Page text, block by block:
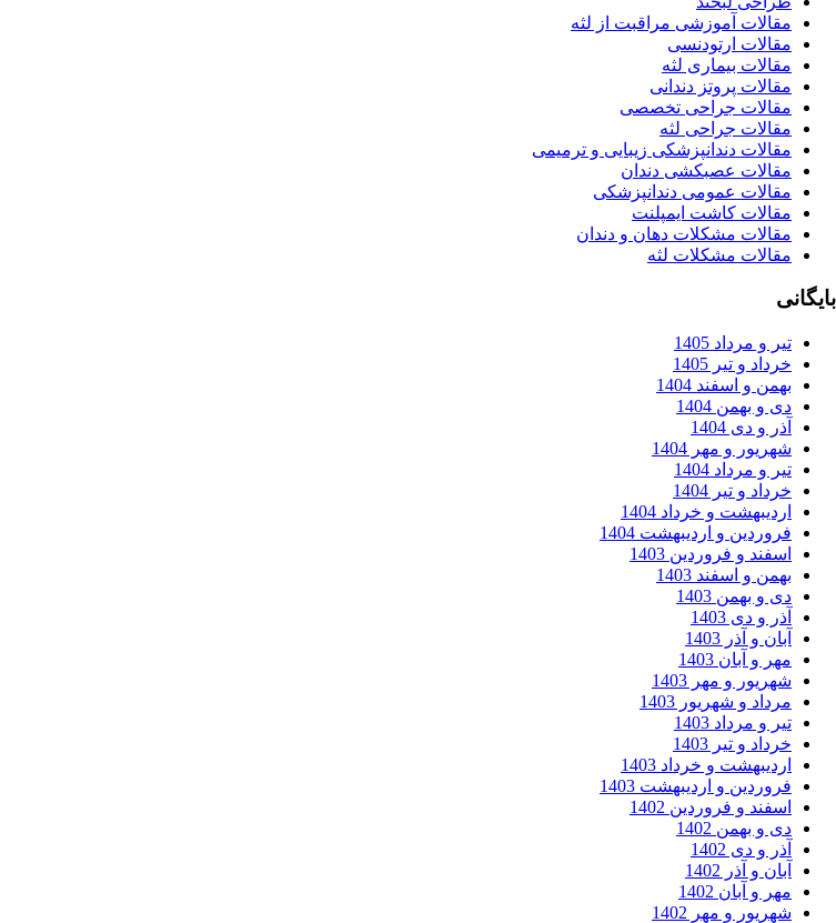
مقالات آموزشی مراقبت از لثه
مقالات ارتودنسی
مقالات بیماری لثه
مقالات پروتز دندانی
مقالات جراحی تخصصی
مقالات جراحی لثه
مقالات دندانپزشکی زیبایی و ترمیمی
مقالات عصبکشی دندان
مقالات عمومی دندانپزشکی
مقالات کاشت ایمپلنت
مقالات مشکلات دهان و دندان
مقالات مشکلات لثه
بایگانی
تیر و مرداد 1405
خرداد و تیر 1405
بهمن و اسفند 1404
دی و بهمن 1404
آذر و دی 1404
شهریور و مهر 1404
تیر و مرداد 1404
خرداد و تیر 1404
اردیبهشت و خرداد 1404
فروردین و اردیبهشت 1404
اسفند و فروردین 1403
بهمن و اسفند 1403
دی و بهمن 1403
آذر و دی 1403
آبان و آذر 1403
مهر و آبان 1403
شهریور و مهر 1403
مرداد و شهریور 1403
تیر و مرداد 1403
خرداد و تیر 1403
اردیبهشت و خرداد 1403
فروردین و اردیبهشت 1403
اسفند و فروردین 1402
دی و بهمن 1402
آذر و دی 1402
آبان و آذر 1402
مهر و آبان 1402
شهریور و مهر 1402